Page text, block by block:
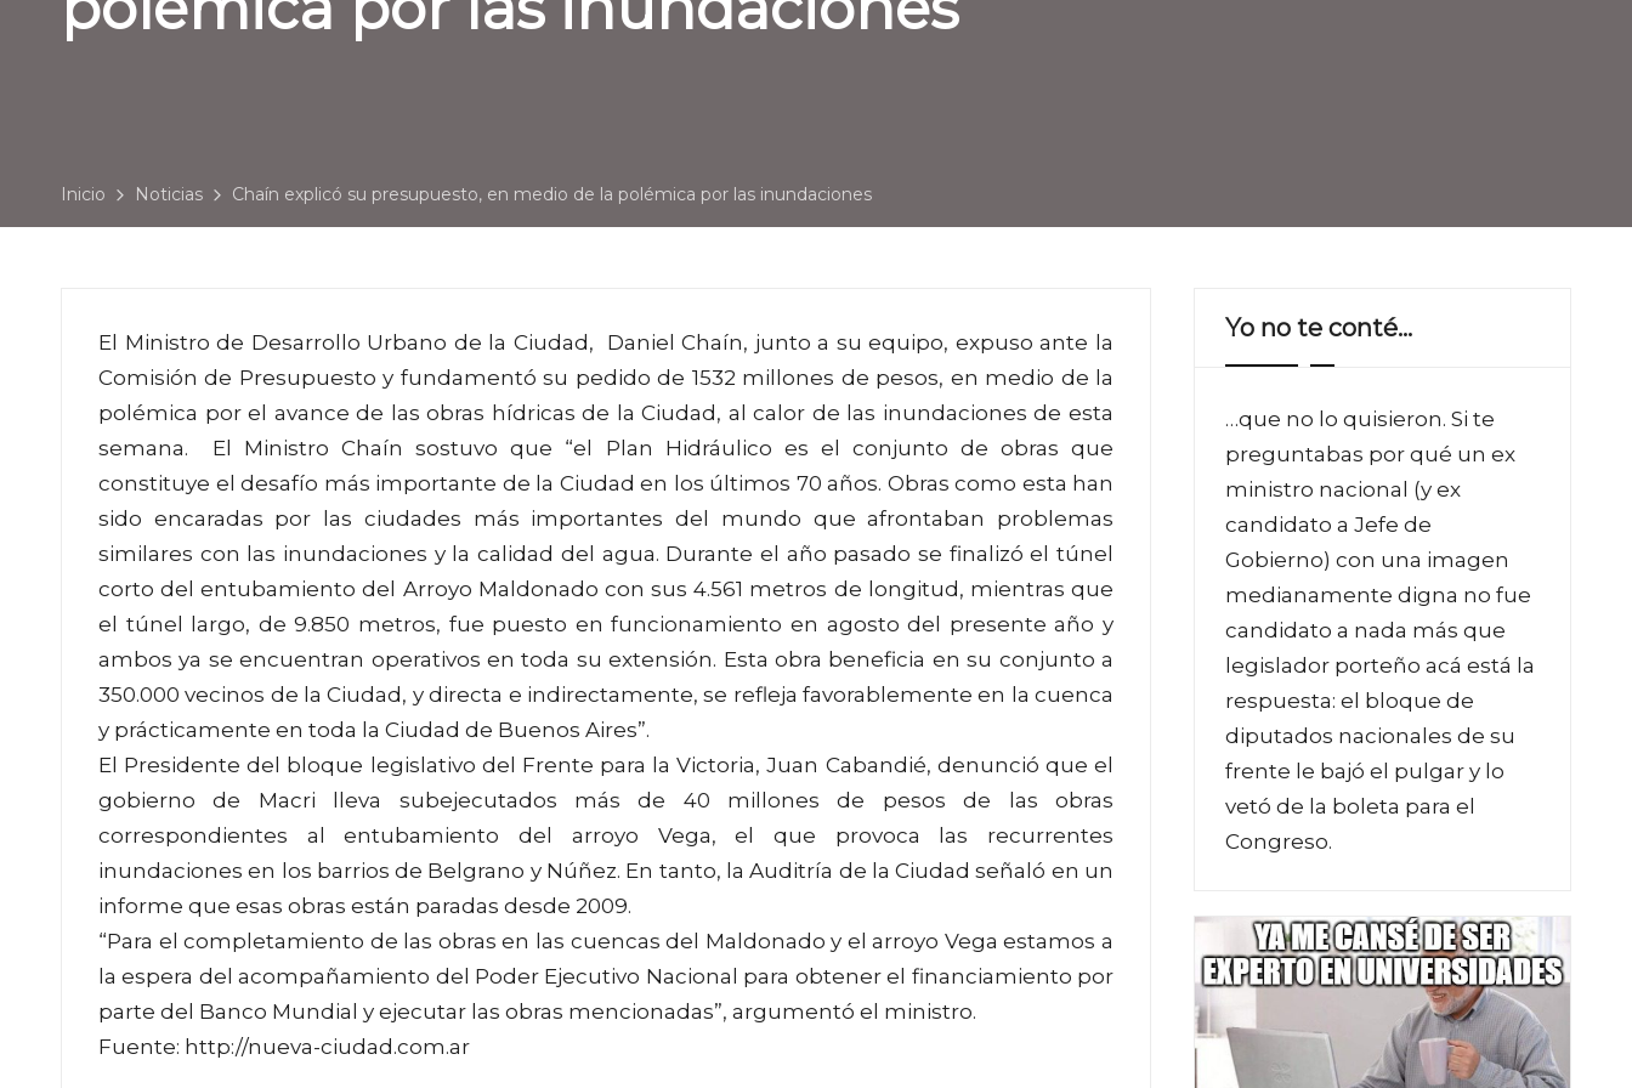
Inicio Noticias Chaín explicó su presupuesto, en medio de la polémica por las inundaciones
El Ministro de Desarrollo Urbano de la Ciudad, Daniel Chaín, junto a su equipo, expuso ante la
Comisión de Presupuesto y fundamentó su pedido de 1532 millones de pesos, en medio de la
polémica por el avance de las obras hídricas de la Ciudad, al calor de las inundaciones de esta
semana. El Ministro Chaín sostuvo que “el Plan Hidráulico es el conjunto de obras que
constituye el desafío más importante de la Ciudad en los últimos 70 años. Obras como esta han
sido encaradas por las ciudades más importantes del mundo que afrontaban problemas
similares con las inundaciones y la calidad del agua. Durante el año pasado se finalizó el túnel
corto del entubamiento del Arroyo Maldonado con sus 4.561 metros de longitud, mientras que
el túnel largo, de 9.850 metros, fue puesto en funcionamiento en agosto del presente año y
ambos ya se encuentran operativos en toda su extensión. Esta obra beneficia en su conjunto a
350.000 vecinos de la Ciudad, y directa e indirectamente, se refleja favorablemente en la cuenca
y prácticamente en toda la Ciudad de Buenos Aires”.
El Presidente del bloque legislativo del Frente para la Victoria, Juan Cabandié, denunció que el
gobierno de Macri lleva subejecutados más de 40 millones de pesos de las obras
correspondientes al entubamiento del arroyo Vega, el que provoca las recurrentes
inundaciones en los barrios de Belgrano y Núñez. En tanto, la Auditría de la Ciudad señaló en un
informe que esas obras están paradas desde 2009.
“Para el completamiento de las obras en las cuencas del Maldonado y el arroyo Vega estamos a
la espera del acompañamiento del Poder Ejecutivo Nacional para obtener el financiamiento por
parte del Banco Mundial y ejecutar las obras mencionadas”, argumentó el ministro.
Fuente: http://nueva-ciudad.com.ar
Yo no te conté…
…que no lo quisieron. Si te
preguntabas por qué un ex
ministro nacional (y ex
candidato a Jefe de
Gobierno) con una imagen
medianamente digna no fue
candidato a nada más que
legislador porteño acá está la
respuesta: el bloque de
diputados nacionales de su
frente le bajó el pulgar y lo
vetó de la boleta para el
Congreso.